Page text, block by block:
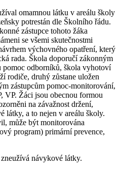
omamnou látku v areálu školy
potrestán dle Školního řádu.
zástupce tohoto žáka
se všemi skutečnostmi
výchovného opatření, který
rada. Škola doporučí zákonným
pomoc odborníků, škola vyhotoví
rodiče, druhý zůstane uložen
zástupcům pomoc-monitorování,
VP. Žáci jsou obecnou formou
na závažnost držení,
látky, a to nejen v areálu školy.
může být monitorována
program) primární prevence,
návykové látky.